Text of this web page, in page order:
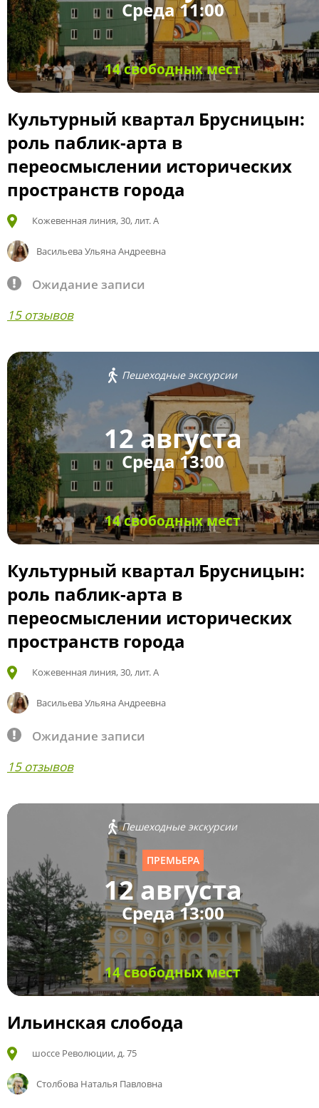
Среда 11:00
14 свободных мест
Культурный квартал Брусницын:
роль паблик-арта в
переосмыслении исторических
пространств города
Кожевенная линия, 30, лит. А
Васильева Ульяна Андреевна
Ожидание записи
15 отзывов
Пешеходные экскурсии
12 августа
Среда 13:00
14 свободных мест
Культурный квартал Брусницын:
роль паблик-арта в
переосмыслении исторических
пространств города
Кожевенная линия, 30, лит. А
Васильева Ульяна Андреевна
Ожидание записи
15 отзывов
Пешеходные экскурсии
ПРЕМЬЕРА
12 августа
Среда 13:00
14 свободных мест
Ильинская слобода
шоссе Революции, д. 75
Столбова Наталья Павловна